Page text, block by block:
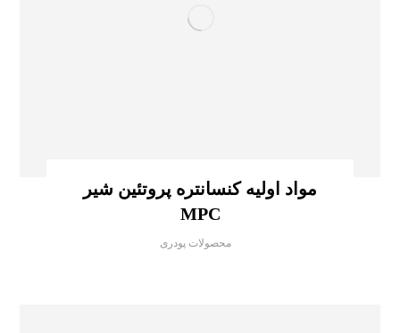
مواد اولیه کنسانتره پروتئین شیر
MPC
محصولات پودری